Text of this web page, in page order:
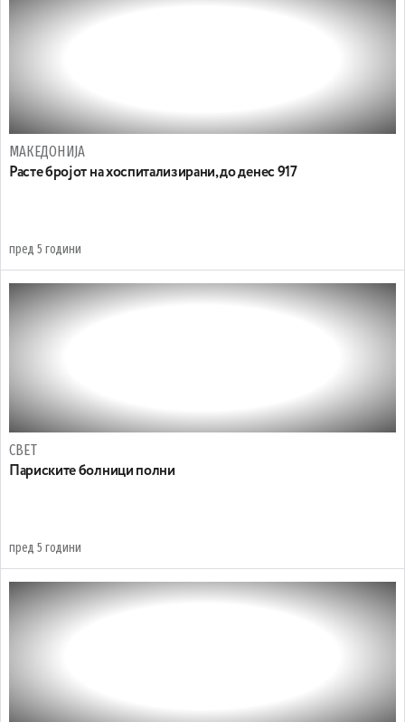
МАКЕДОНИЈА
Расте бројот на хоспитализирани, до денес 917
пред 5 години
СВЕТ
Париските болници полни
пред 5 години